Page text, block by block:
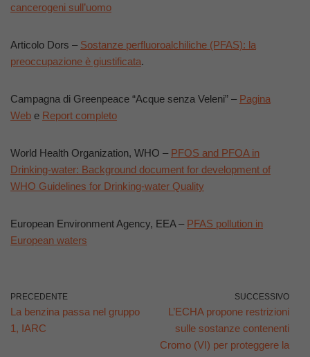
cancerogeni sull’uomo
Articolo Dors – Sostanze perfluoroalchiliche (PFAS): la
preoccupazione è giustificata.
Campagna di Greenpeace “Acque senza Veleni” – Pagina
Web e Report completo
World Health Organization, WHO – PFOS and PFOA in
Drinking-water: Background document for development of
WHO Guidelines for Drinking-water Quality
European Environment Agency, EEA – PFAS pollution in
European waters
PRECEDENTE
La benzina passa nel gruppo
1, IARC
SUCCESSIVO
L’ECHA propone restrizioni
sulle sostanze contenenti
Cromo (VI) per proteggere la